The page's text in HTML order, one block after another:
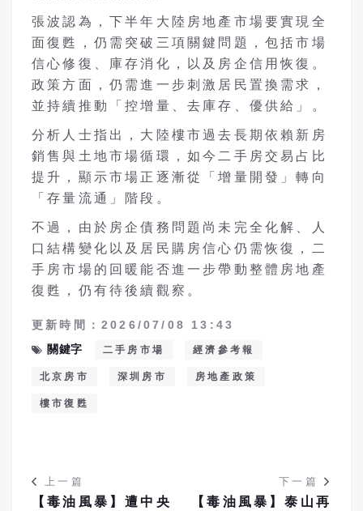
張波認為，下半年大陸房地產市場要實現全
面復甦，仍需突破三項關鍵問題，包括市場
信心修復、庫存消化，以及房企信用恢復。
政策方面，仍需進一步刺激居民置換需求，
並持續推動「控增量、去庫存、優供給」。
分析人士指出，大陸樓市過去長期依賴新房
銷售與土地市場循環，如今二手房交易占比
提升，顯示市場正逐漸從「增量開發」轉向
「存量流通」階段。
不過，由於房企債務問題尚未完全化解、人
口結構變化以及居民購房信心仍需恢復，二
手房市場的回暖能否進一步帶動整體房地產
復甦，仍有待後續觀察。
更新時間：2026/07/08 13:43
關鍵字
二手房市場 經濟參考報
北京房市 深圳房市 房地產政策
樓市復甦
上一篇
【毒油風暴】遭中央
下一篇
【毒油風暴】泰山再